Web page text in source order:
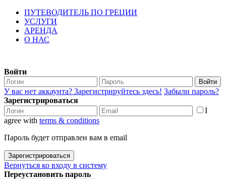
ПУТЕВОДИТЕЛЬ ПО ГРЕЦИИ
УСЛУГИ
АРЕНДА
О НАС
Войти
Войти
У вас нет аккаунта? Зарегистрируйтесь здесь! Забыли пароль?
Зарегистрироваться
I
agree with terms & conditions
Пароль будет отправлен вам в email
Зарегистрироваться
Вернуться ко входу в систему
Переустановить пароль